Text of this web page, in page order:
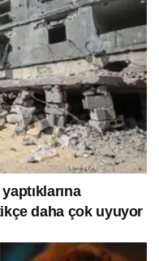
daha çok uyuyor